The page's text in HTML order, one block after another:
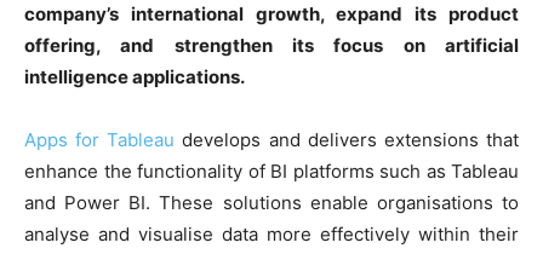
company’s international growth, expand its product
offering, and strengthen its focus on artificial
intelligence applications.
Apps for Tableau develops and delivers extensions that
enhance the functionality of BI platforms such as Tableau
and Power BI. These solutions enable organisations to
analyse and visualise data more effectively within their